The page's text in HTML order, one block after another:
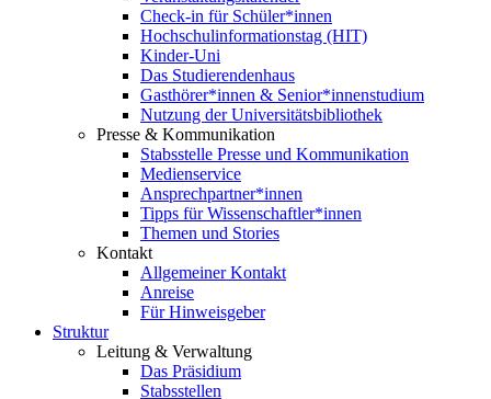
Check-in für Schüler*innen
Hochschulinformationstag (HIT)
Kinder-Uni
Das Studierendenhaus
Gasthörer*innen & Senior*innenstudium
Nutzung der Universitätsbibliothek
Presse & Kommunikation
Stabsstelle Presse und Kommunikation
Medienservice
Ansprechpartner*innen
Tipps für Wissenschaftler*innen
Themen und Stories
Kontakt
Allgemeiner Kontakt
Anreise
Für Hinweisgeber
Struktur
Leitung & Verwaltung
Das Präsidium
Stabsstellen